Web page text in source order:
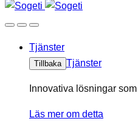
Tjänster
Tillbaka Tjänster
Innovativa lösningar
Läs mer om detta